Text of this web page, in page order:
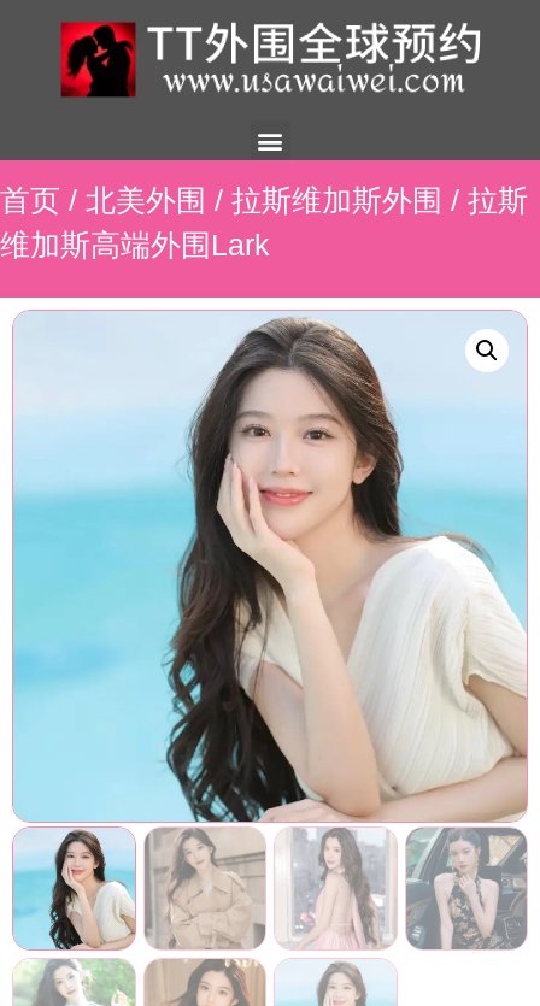
首页 / 北美外围 / 拉斯维加斯外围 / 拉斯
维加斯高端外围Lark